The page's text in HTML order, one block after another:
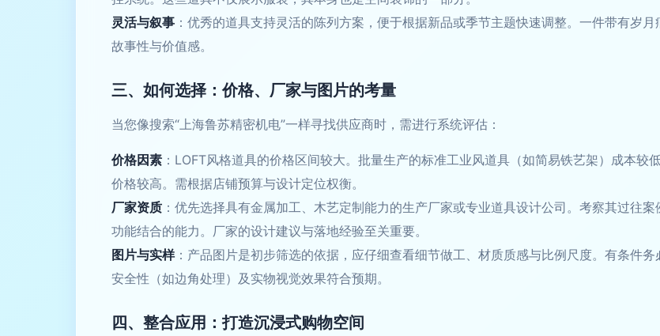
灵活与叙事 ：优秀的道具支持灵活的陈列方案，便于根据新品或季节主题快速调整。一件带有岁
故事性与价值感。
三、如何选择：价格、厂家与图片的考量
当您像搜索“上海鲁苏精密机电”一样寻找供应商时，需进行系统评估：
价格因素 ：LOFT风格道具的价格区间较大。批量生产的标准工业风道具（如简易铁艺架）成本
价格较高。需根据店铺预算与设计定位权衡。
厂家资质 ：优先选择具有金属加工、木艺定制能力的生产厂家或专业道具设计公司。考察其过往
功能结合的能力。厂家的设计建议与落地经验至关重要。
图片与实样：产品图片是初步筛选的依据，应仔细查看细节做工、材质质感与比例尺度。有条件务
安全性（如边角处理）及实物视觉效果符合预期。
四、整合应用：打造沉浸式购物空间